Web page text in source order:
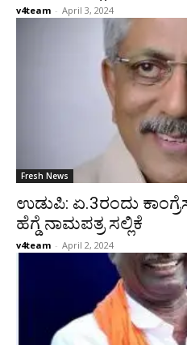
v4team - April 3, 2024
Fresh News
ಉಡುಪಿ: ಏ.3ರಂದು
ಹೆಗ್ಡೆ ನಾಮಪತ್ರ ಸಲ್ಲಿಕೆ
v4team - April 2, 2024